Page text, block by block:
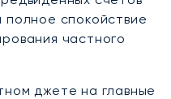
спокойствие
частного
джете на главные